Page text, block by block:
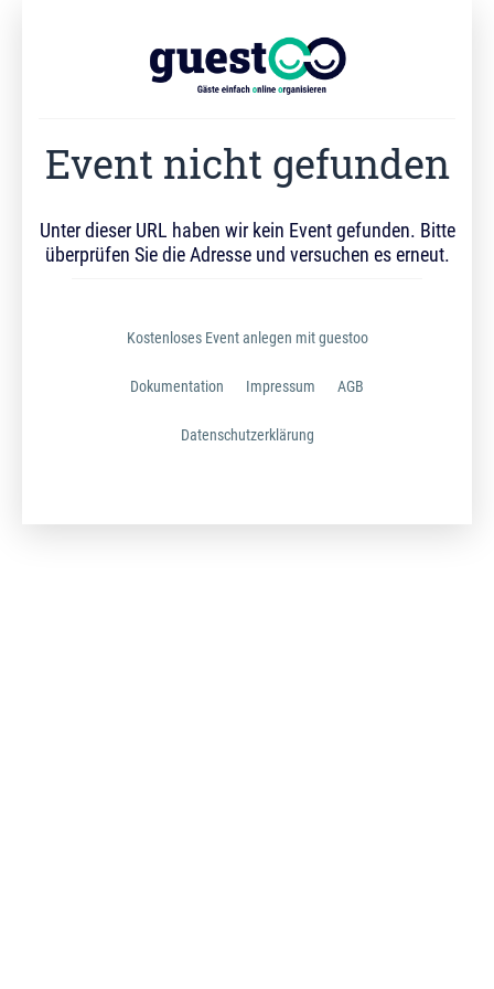
Event nicht gefunden
Unter dieser URL haben wir kein Event gefunden. Bitte
überprüfen Sie die Adresse und versuchen es erneut.
Kostenloses Event anlegen mit guestoo
Dokumentation Impressum AGB
Datenschutzerklärung